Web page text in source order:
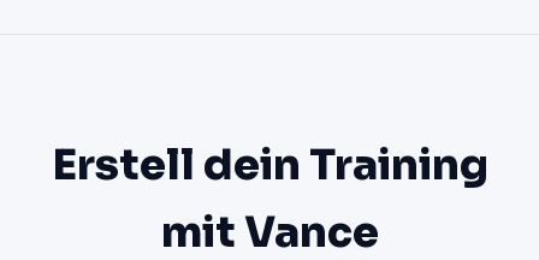
Erstell dein Training
mit Vance